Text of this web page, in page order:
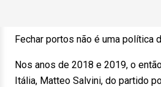
Fechar portos não é uma política
Nos anos de 2018 e 2019, o
Itália, Matteo Salvini, do partido